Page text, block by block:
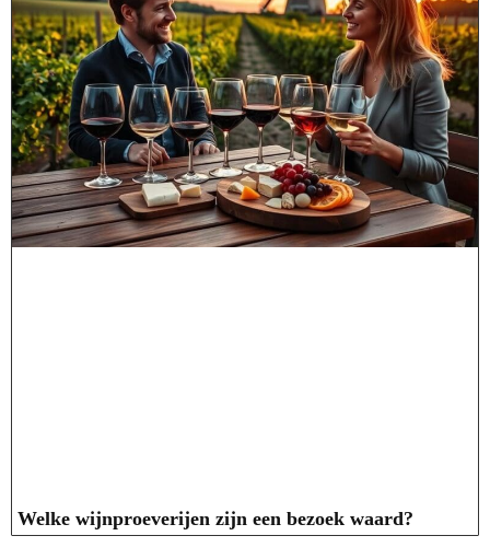
Welke wijnproeverijen zijn een bezoek waard?